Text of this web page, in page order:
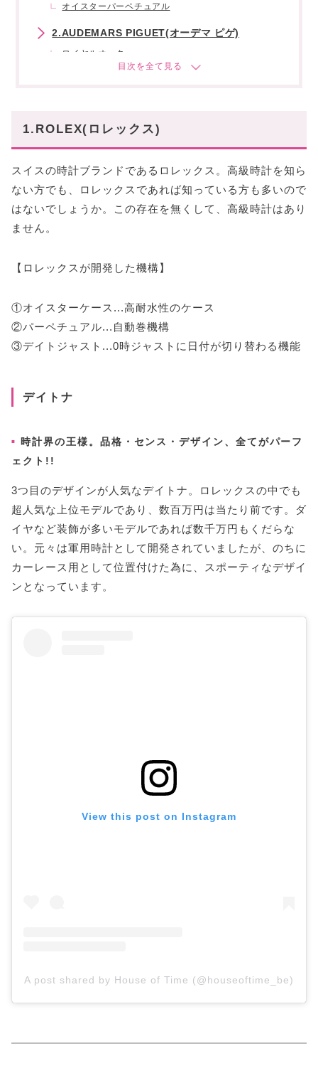
オイスターパーペチュアル
2.AUDEMARS PIGUET(オーデマ ピゲ)
ロイヤルオーク
ジュールオーデマ
4.SEIKO(セイコー)
グランドセイコー
アストロン
1.ROLEX(ロレックス)
スイスの時計ブランドであるロレックス。高級時計を知ら
ない方でも、ロレックスであれば知っている方も多いので
はないでしょうか。この存在を無くして、高級時計はあり
ません。
【ロレックスが開発した機構】
①オイスターケース...高耐水性のケース
②パーペチュアル...自動巻機構
③デイトジャスト...0時ジャストに日付が切り替わる機能
デイトナ
時計界の王様。品格・センス・デザイン、全てがパーフ
ェクト!!
3つ目のデザインが人気なデイトナ。ロレックスの中でも
超人気な上位モデルであり、数百万円は当たり前です。ダ
イヤなど装飾が多いモデルであれば数千万円もくだらな
い。元々は軍用時計として開発されていましたが、のちに
カーレース用として位置付けた為に、スポーティなデザイ
ンとなっています。
View this post on Instagram
A post shared by House of Time (@houseoftime_be)